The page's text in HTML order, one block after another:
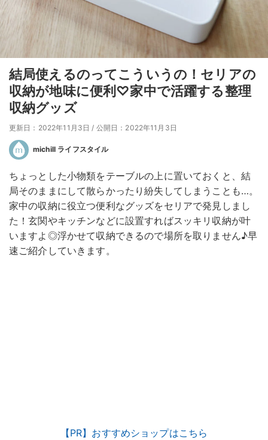
結局使えるのってこういうの！セリアの
収納が地味に便利♡家中で活躍する整理
収納グッズ
更新日：2022年11月3日 / 公開日：2022年11月3日
michill ライフスタイル
ちょっとした小物類をテーブルの上に置いておくと、結
局そのままにして散らかったり紛失してしまうことも…。
家中の収納に役立つ便利なグッズをセリアで発見しまし
た！玄関やキッチンなどに設置すればスッキリ収納が叶
いますよ◎浮かせて収納できるので場所を取りません♪早
速ご紹介していきます。
【PR】おすすめショップはこちら